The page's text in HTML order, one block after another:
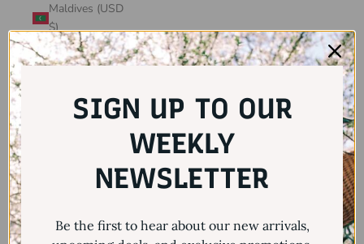
Maldives (USD
$)
Mali (USD $)
Martinique
$)
SIGN UP TO OUR
WEEKLY
NEWSLETTER
Be the first to hear about our new arrivals,